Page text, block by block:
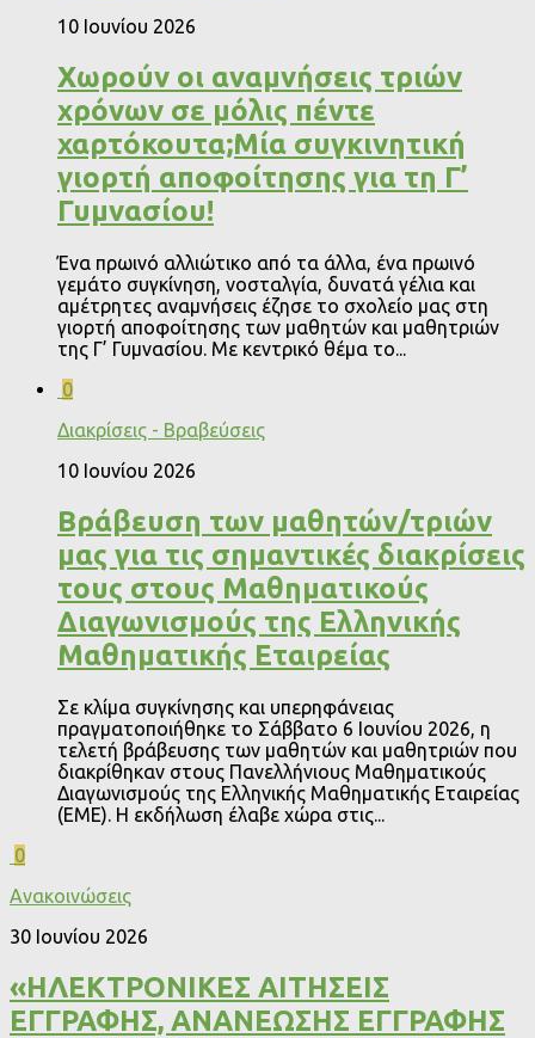
10 Ιουνίου 2026
Χωρούν οι αναμνήσεις τριών
χρόνων σε μόλις πέντε
χαρτόκουτα;Μία συγκινητική
γιορτή αποφοίτησης για τη Γ’
Γυμνασίου!
Ένα πρωινό αλλιώτικο από τα άλλα, ένα πρωινό
γεμάτο συγκίνηση, νοσταλγία, δυνατά γέλια και
αμέτρητες αναμνήσεις έζησε το σχολείο μας στη
γιορτή αποφοίτησης των μαθητών και μαθητριών
της Γ’ Γυμνασίου. Με κεντρικό θέμα το...
0
Διακρίσεις - Βραβεύσεις
10 Ιουνίου 2026
Βράβευση των μαθητών/τριών
μας για τις σημαντικές διακρίσεις
τους στους Μαθηματικούς
Διαγωνισμούς της Ελληνικής
Μαθηματικής Εταιρείας
Σε κλίμα συγκίνησης και υπερηφάνειας
πραγματοποιήθηκε το Σάββατο 6 Ιουνίου 2026, η
τελετή βράβευσης των μαθητών και μαθητριών που
διακρίθηκαν στους Πανελλήνιους Μαθηματικούς
Διαγωνισμούς της Ελληνικής Μαθηματικής Εταιρείας
(ΕΜΕ). Η εκδήλωση έλαβε χώρα στις...
0
Ανακοινώσεις
30 Ιουνίου 2026
«ΗΛΕΚΤΡΟΝΙΚΕΣ ΑΙΤΗΣΕΙΣ
ΕΓΓΡΑΦΗΣ, ΑΝΑΝΕΩΣΗΣ ΕΓΓΡΑΦΗΣ